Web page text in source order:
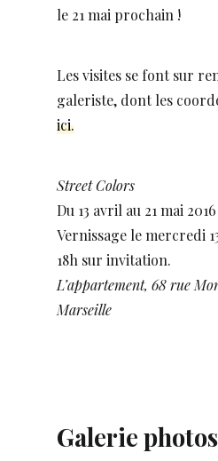
le 21 mai prochain !
Les visites se font sur
galeriste, dont les
ici.
Street Colors
Du 13 avril au 21 mai
Vernissage le mercredi
18h sur invitation.
L’appartement, 68 rue
Marseille
Galerie photos